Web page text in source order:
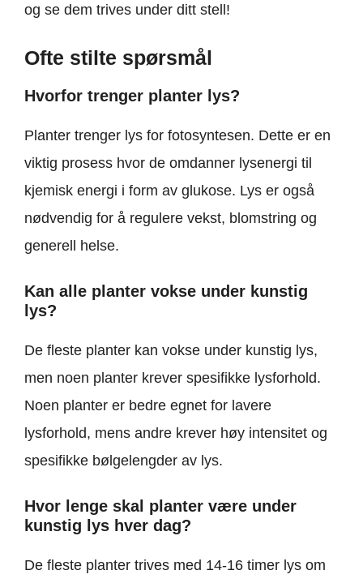
og se dem trives under ditt stell!
Ofte stilte spørsmål
Hvorfor trenger planter lys?
Planter trenger lys for fotosyntesen. Dette er en
viktig prosess hvor de omdanner lysenergi til
kjemisk energi i form av glukose. Lys er også
nødvendig for å regulere vekst, blomstring og
generell helse.
Kan alle planter vokse under kunstig
lys?
De fleste planter kan vokse under kunstig lys,
men noen planter krever spesifikke lysforhold.
Noen planter er bedre egnet for lavere
lysforhold, mens andre krever høy intensitet og
spesifikke bølgelengder av lys.
Hvor lenge skal planter være under
kunstig lys hver dag?
De fleste planter trives med 14-16 timer lys om